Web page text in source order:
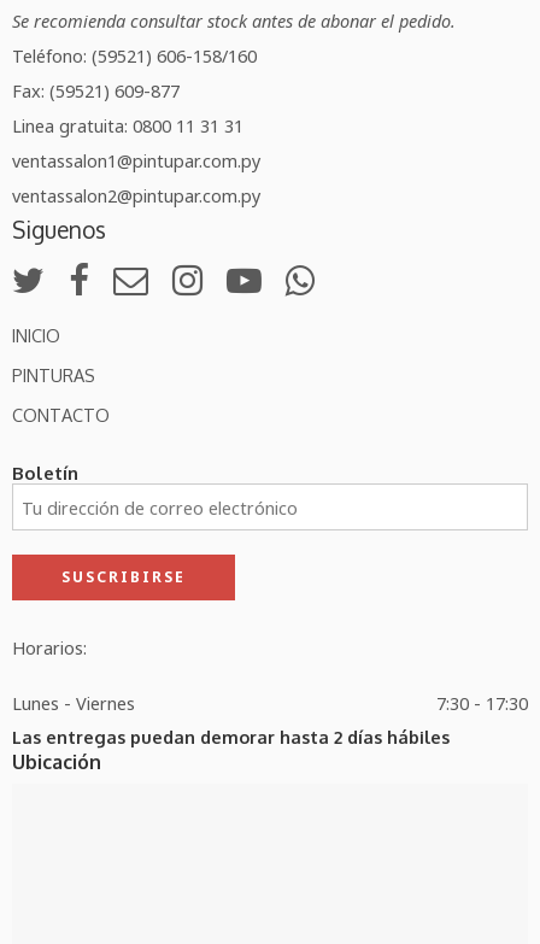
Se recomienda consultar stock antes de abonar el pedido.
Teléfono: (59521) 606-158/160
Fax: (59521) 609-877
Linea gratuita: 0800 11 31 31
ventassalon1@pintupar.com.py
ventassalon2@pintupar.com.py
Siguenos
INICIO
PINTURAS
CONTACTO
Boletín
Horarios:
Lunes - Viernes 7:30 - 17:30
Las entregas puedan demorar hasta 2 días hábiles
Ubicación